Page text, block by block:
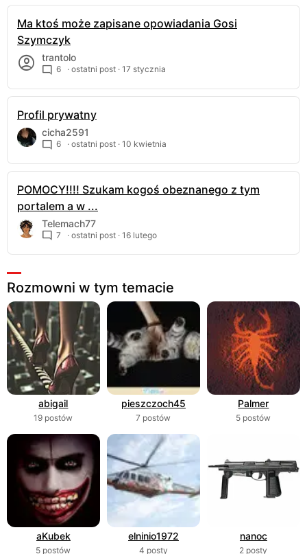
Ma ktoś może zapisane opowiadania Gosi
Szymczyk
trantolo
6 · ostatni post · 17 stycznia
Profil prywatny
cicha2591
6 · ostatni post · 10 kwietnia
POMOCY!!!! Szukam kogoś obeznanego z tym
portalem a w ...
Telemach77
7 · ostatni post · 16 lutego
Rozmowni w tym temacie
abigail
19 postów
pieszczoch45
7 postów
Palmer
5 postów
aKubek
5 postów
elninio1972
4 posty
nanoc
2 posty